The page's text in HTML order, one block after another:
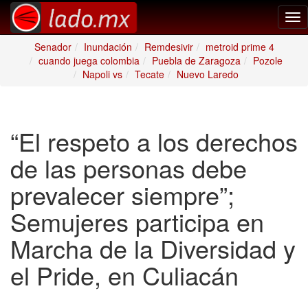
Senador
Inundación Remdesivir
metroid prime 4
cuando juega colombia
Puebla de Zaragoza
Pozole
Napoli vs
Tecate Nuevo Laredo
“El respeto a los derechos
de las personas debe
prevalecer siempre”;
Semujeres participa en
Marcha de la Diversidad y
el Pride, en Culiacán